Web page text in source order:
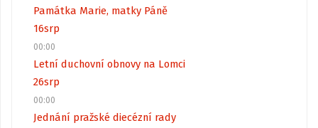
Památka Marie, matky Páně
16srp
00:00
Letní duchovní obnovy na Lomci
26srp
00:00
Jednání pražské diecézní rady